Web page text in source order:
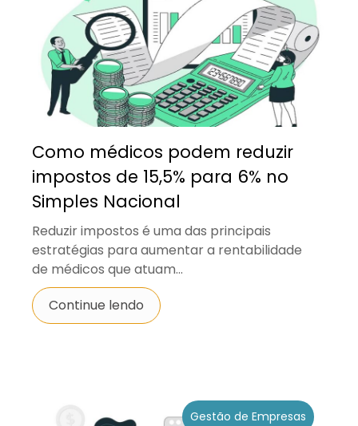
Como médicos podem reduzir
impostos de 15,5% para 6% no
Simples Nacional
Reduzir impostos é uma das principais
estratégias para aumentar a rentabilidade
de médicos que atuam...
Continue lendo
Gestão de Empresas